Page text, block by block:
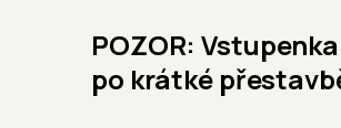
POZOR:
po krátké